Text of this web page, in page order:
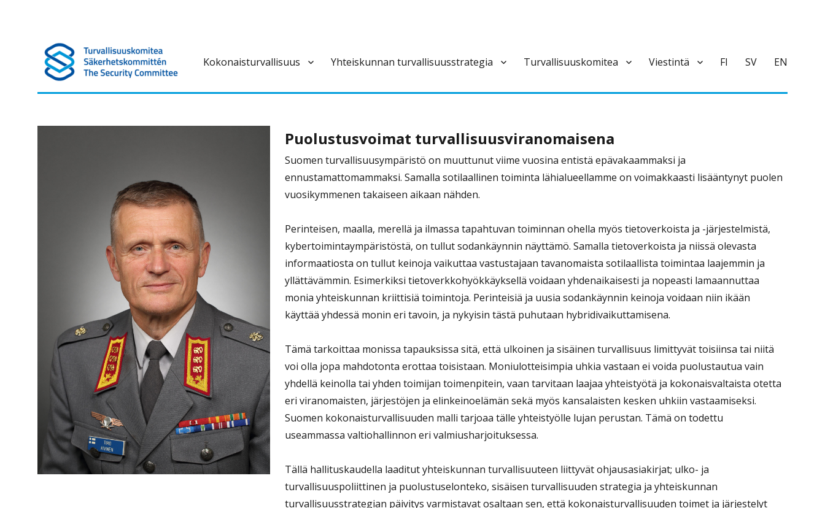
Turvallisuuskomitea on kokonaisturvallisuuteen liittyvä ennakoivan varautumisen pysyvä ja laajapohjainen yhteistoimintaelin.
Kokonaisturvallisuus Yhteiskunnan turvallisuusstrategia Turvallisuuskomitea Viestintä FI SV EN
Puolustusvoimat turvallisuusviranomaisena
Suomen turvallisuusympäristö on muuttunut viime vuosina entistä epävakaammaksi ja
ennustamattomammaksi. Samalla sotilaallinen toiminta lähialueellamme on voimakkaasti lisääntynyt puolen
vuosikymmenen takaiseen aikaan nähden.
Perinteisen, maalla, merellä ja ilmassa tapahtuvan toiminnan ohella myös tietoverkoista ja -järjestelmistä,
kybertoimintaympäristöstä, on tullut sodankäynnin näyttämö. Samalla tietoverkoista ja niissä olevasta
informaatiosta on tullut keinoja vaikuttaa vastustajaan tavanomaista sotilaallista toimintaa laajemmin ja
yllättävämmin. Esimerkiksi tietoverkkohyökkäyksellä voidaan yhdenaikaisesti ja nopeasti lamaannuttaa
monia yhteiskunnan kriittisiä toimintoja. Perinteisiä ja uusia sodankäynnin keinoja voidaan niin ikään
käyttää yhdessä monin eri tavoin, ja nykyisin tästä puhutaan hybridivaikuttamisena.
Tämä tarkoittaa monissa tapauksissa sitä, että ulkoinen ja sisäinen turvallisuus limittyvät toisiinsa tai niitä
voi olla jopa mahdotonta erottaa toisistaan. Moniulotteisimpia uhkia vastaan ei voida puolustautua vain
yhdellä keinolla tai yhden toimijan toimenpitein, vaan tarvitaan laajaa yhteistyötä ja kokonaisvaltaista otetta
eri viranomaisten, järjestöjen ja elinkeinoelämän sekä myös kansalaisten kesken uhkiin vastaamiseksi.
Suomen kokonaisturvallisuuden malli tarjoaa tälle yhteistyölle lujan perustan. Tämä on todettu
useammassa valtiohallinnon eri valmiusharjoituksessa.
Tällä hallituskaudella laaditut yhteiskunnan turvallisuuteen liittyvät ohjausasiakirjat; ulko- ja
turvallisuuspoliittinen ja puolustuselonteko, sisäisen turvallisuuden strategia ja yhteiskunnan
turvallisuusstrategian päivitys varmistavat osaltaan sen, että kokonaisturvallisuuden toimet ja järjestelyt